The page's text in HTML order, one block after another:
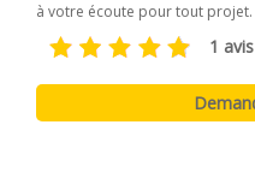
à votre écoute pour tout projet.
1 avis